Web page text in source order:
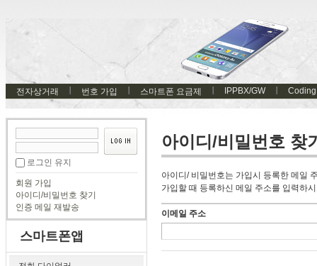
전자상거래 번호 가입 스마트폰 요금제 IPPBX/GW Coding
로그인 유지
회원 가입
아이디/비밀번호 찾기
인증 메일 재발송
스마트폰앱
아이디/비밀번호 찾
아이디/ 비밀번호는 가입시 등록한 메일
가입할 때 등록하신 메일 주소를 입력하
이메일 주소